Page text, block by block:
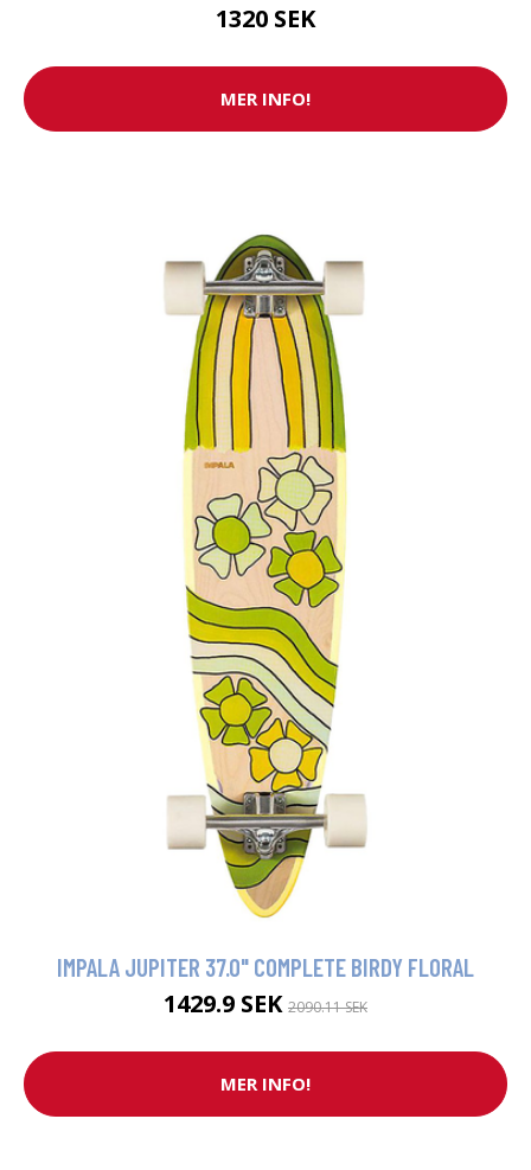
1320 SEK
MER INFO!
IMPALA JUPITER 37.0" COMPLETE BIRDY FLORAL
1429.9 SEK 2090.11 SEK
MER INFO!